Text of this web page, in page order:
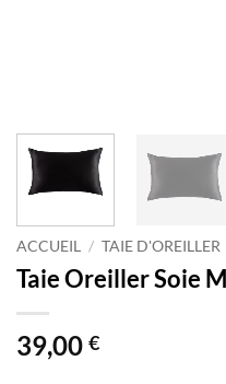
ACCUEIL / TAIE D'OREILLER
Taie Oreiller Soie
39,00 €